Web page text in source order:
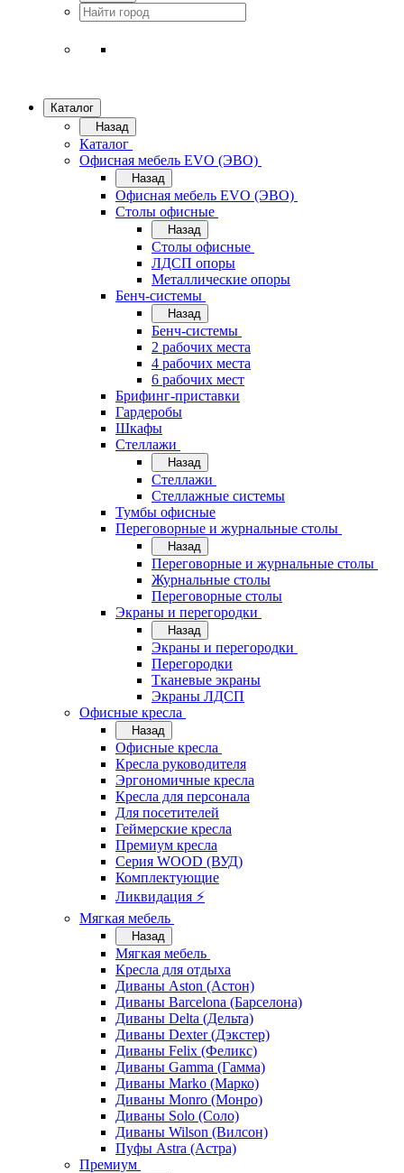
Каталог
Назад
Каталог
Офисная мебель EVO (ЭВО)
Назад
Офисная мебель EVO (ЭВО)
Cтолы офисные
Назад
Cтолы офисные
ЛДСП опоры
Металлические опоры
Бенч-системы
Назад
Бенч-системы
2 рабочих места
4 рабочих места
6 рабочих мест
Брифинг-приставки
Гардеробы
Шкафы
Стеллажи
Назад
Стеллажи
Стеллажные системы
Тумбы офисные
Переговорные и журнальные столы
Назад
Переговорные и журнальные столы
Журнальные столы
Переговорные столы
Экраны и перегородки
Назад
Экраны и перегородки
Перегородки
Тканевые экраны
Экраны ЛДСП
Офисные кресла
Назад
Офисные кресла
Кресла руководителя
Эргономичные кресла
Кресла для персонала
Для посетителей
Геймерские кресла
Премиум кресла
Серия WOOD (ВУД)
Комплектующие
Ликвидация ⚡
Мягкая мебель
Назад
Мягкая мебель
Кресла для отдыха
Диваны Aston (Астон)
Диваны Barcelona (Барселона)
Диваны Delta (Дельта)
Диваны Dexter (Дэкстер)
Диваны Felix (Феликс)
Диваны Gamma (Гамма)
Диваны Marko (Марко)
Диваны Monro (Монро)
Диваны Solo (Соло)
Диваны Wilson (Вилсон)
Пуфы Astra (Астра)
Премиум